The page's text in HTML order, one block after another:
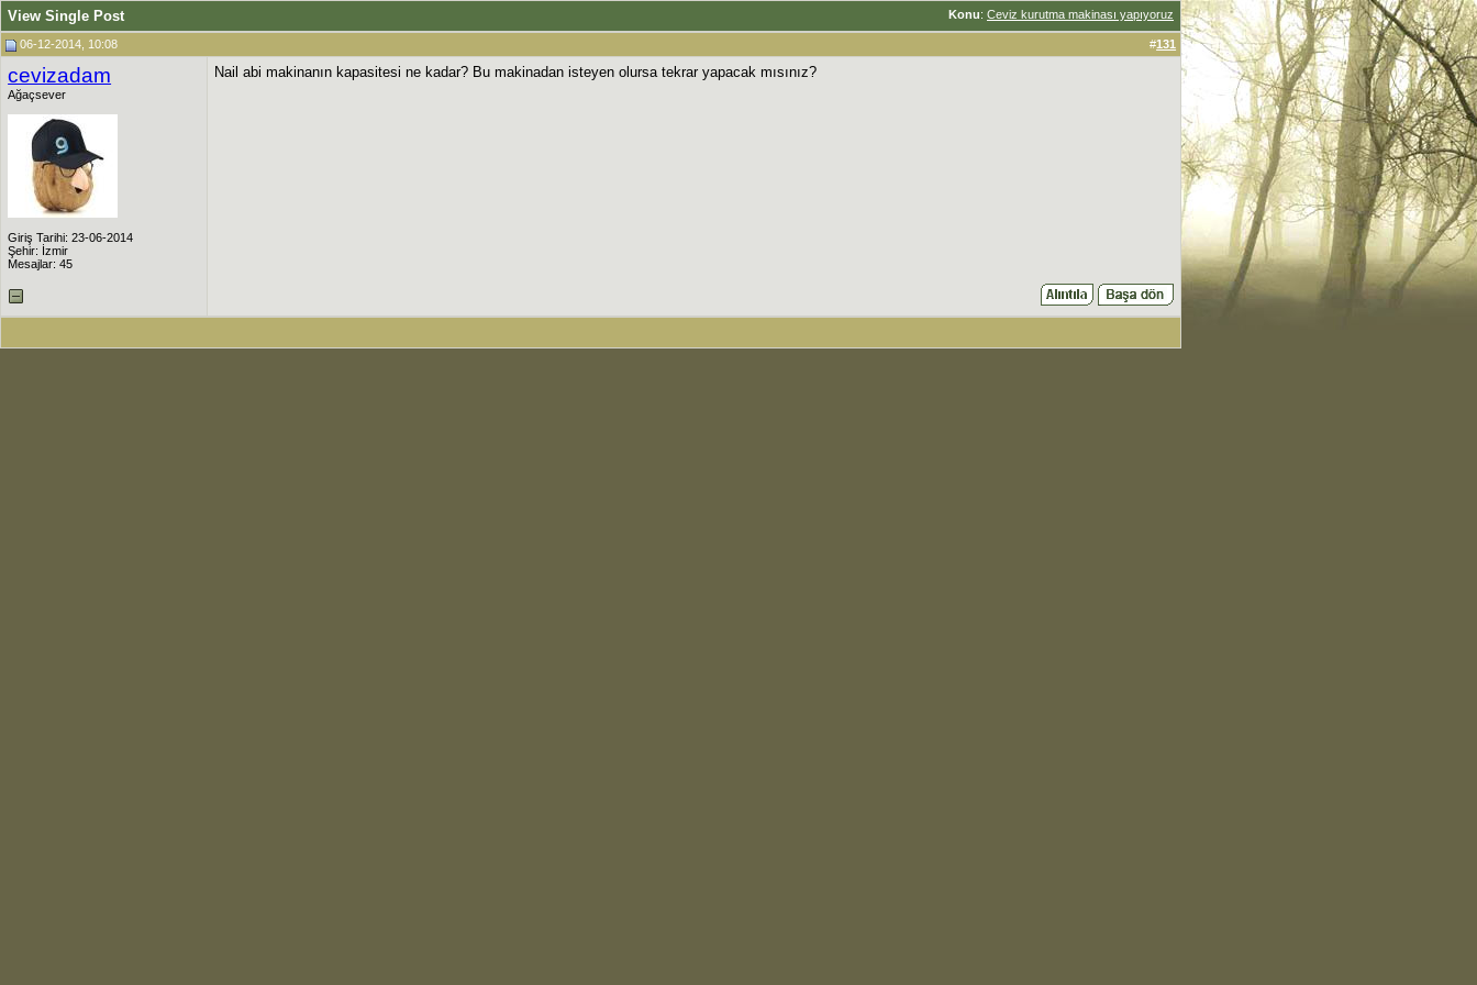
Konu: Ceviz kurutma makinası yapıyoruz
View Single Post
06-12-2014, 10:08 #131
cevizadam
Ağaçsever
Giriş Tarihi: 23-06-2014
Şehir: İzmir
Mesajlar: 45
Nail abi makinanın kapasitesi ne kadar? Bu makinadan isteyen olursa tekrar yapacak mısınız?